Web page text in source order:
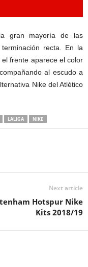
gran mayoría de las
recta. En la
frente aparece el color
al escudo a
Nike del Atlético
LALIGA NIKE
Next article
Hotspur Nike
Kits 2018/19